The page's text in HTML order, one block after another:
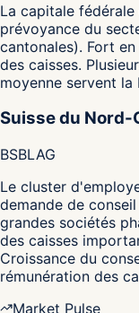
La capitale
prévoyance du
cantonales). Fort
des caisses.
moyenne servent
Suisse du Nord-
BSBLAG
Le cluster
demande de
grandes sociétés
des caisses
Croissance du
rémunération des
Market Pulse